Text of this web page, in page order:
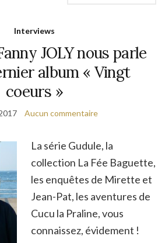
Interviews
JOLY nous parle
album « Vingt
coeurs »
Aucun commentaire
La série Gudule, la
collection La Fée Baguette,
les enquêtes de Mirette et
Jean-Pat, les aventures de
Cucu la Praline, vous
connaissez, évidement !